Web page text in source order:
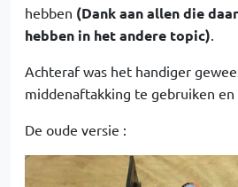
hebben (Dank aan allen die
hebben in het andere topic)
Achteraf was het handiger
middenaftakking te gebruiken en
De oude versie :